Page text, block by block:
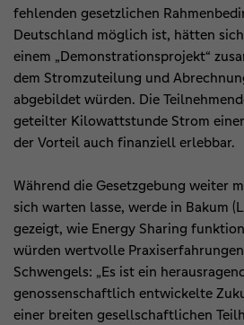
fehlenden gesetzlichen
Deutschland möglich ist, hätten
einem „Demonstrationsprojekt“
dem Stromzuteilung und
abgebildet würden. Die
geteilter Kilowattstunde Strom
der Vorteil auch finanziell erlebbar.
Während die Gesetzgebung weiter
sich warten lasse, werde in Bakum
gezeigt, wie Energy Sharing
würden wertvolle
Schwengels: „Es ist ein
genossenschaftlich entwickelte
einer breiten gesellschaftlichen